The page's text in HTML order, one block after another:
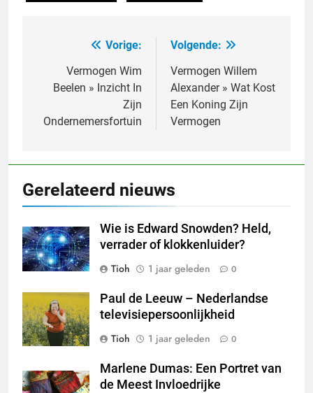
navigatie
Vorige:
Vermogen Wim
Beelen » Inzicht In
Zijn
Ondernemersfortuin
Volgende:
Vermogen Willem
Alexander » Wat Kost
Een Koning Zijn
Vermogen
Gerelateerd nieuws
Wie is Edward Snowden? Held,
verrader of klokkenluider?
Tioh
1 jaar geleden 0
Paul de Leeuw – Nederlandse
televisiepersoonlijkheid
Tioh
1 jaar geleden 0
Marlene Dumas: Een Portret van
de Meest Invloedrijke